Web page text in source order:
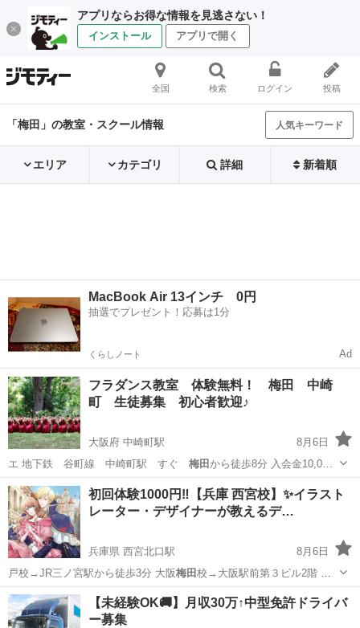
アプリならお得な情報を見逃さない！
インストール アプリで開く
全国 検索 ログイン 投稿
「梅田」の教室・スクール情報 人気キーワード
エリア カテゴリ 詳細 新着順
MacBook Air 13インチ 0円
抽選でプレゼント！応募は1分
くらしノート Ad
フラダンス教室 体験無料！ 梅田 中崎
町 生徒募集 初心者歓迎♪
大阪府 中崎町駅
8月6日
エ 地下鉄 谷町線 中崎町駅 すぐ 梅田 から徒歩8分 入会金10,0…
大阪 大阪市 中崎町駅 フラダンス 梅田
初回体験1000円‼️【兵庫 西宮校】✨イラスト
レーター・デザイナーが教えるデ…
兵庫県 西宮北口駅
8月6日
戸校→JR三ノ宮駅から徒歩3分 大阪梅田 校→大阪駅前第３ビル2階 大
阪天王寺…
兵庫 西宮市 西宮北口駅 イラスト 講座
【未経験OK🚚】月収30万↑中型免許ドライバ
ー募集